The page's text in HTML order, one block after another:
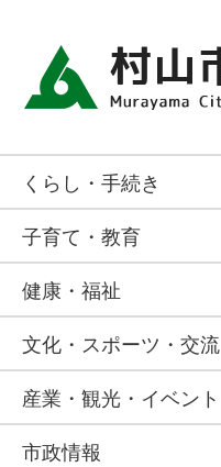
くらし・手続き
子育て・教育
健康・福祉
文化・スポーツ・交流
産業・観光・イベント
市政情報